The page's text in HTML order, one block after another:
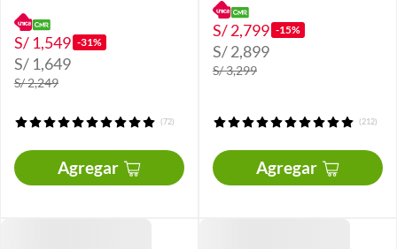
S/ 1,549 -31%
S/ 1,649
S/ 2,249
(72)
Agregar
S/ 2,799 -15%
S/ 2,899
S/ 3,299
(212)
Agregar